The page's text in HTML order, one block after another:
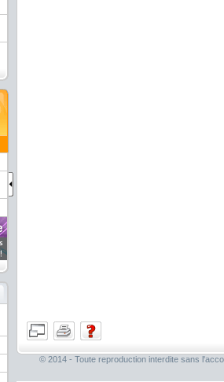
© 2014 - Toute reproduction interdite sans